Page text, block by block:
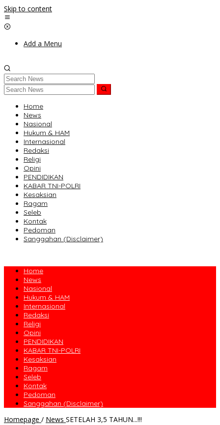
Skip to content
Add a Menu
Home
News
Nasional
Hukum & HAM
Internasional
Redaksi
Religi
Opini
PENDIDIKAN
KABAR TNI-POLRI
Kesaksian
Ragam
Seleb
Kontak
Pedoman
Sanggahan (Disclaimer)
Home
News
Nasional
Hukum & HAM
Internasional
Redaksi
Religi
Opini
PENDIDIKAN
KABAR TNI-POLRI
Kesaksian
Ragam
Seleb
Kontak
Pedoman
Sanggahan (Disclaimer)
Homepage / News SETELAH 3,5 TAHUN...!!!